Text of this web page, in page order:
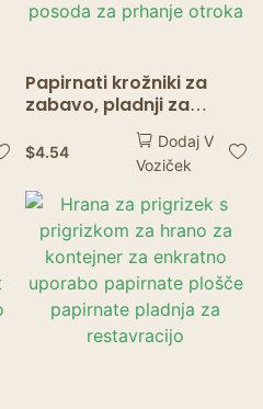
Papirnati krožniki za
zabavo, pladnji za
papirnate krožnike za
enkratno uporabo,
namizna posoda za
rojstni dan, poroka,
namizna posoda za
prhanje otroka
$4.54
Dodaj V
Voziček